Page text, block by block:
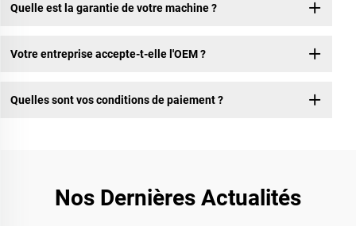
Quelle est la garantie de votre machine ?
Votre entreprise accepte-t-elle l'OEM ?
Quelles sont vos conditions de paiement ?
Nos Dernières Actualités